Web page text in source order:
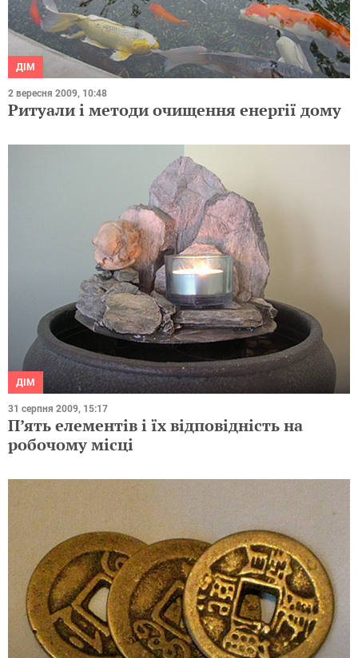
ДІМ
2 вересня 2009, 10:48
Ритуали і методи очищення енергії дому
ДІМ
31 серпня 2009, 15:17
П’ять елементів і їх відповідність на
робочому місці